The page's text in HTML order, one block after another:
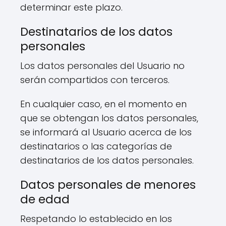
determinar este plazo.
Destinatarios de los datos
personales
Los datos personales del Usuario no
serán compartidos con terceros.
En cualquier caso, en el momento en
que se obtengan los datos personales,
se informará al Usuario acerca de los
destinatarios o las categorías de
destinatarios de los datos personales.
Datos personales de menores
de edad
Respetando lo establecido en los